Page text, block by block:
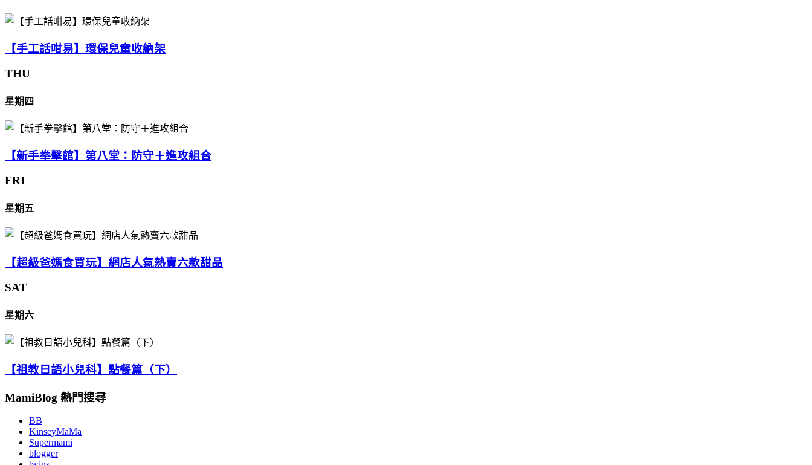
【手工話咁易】環保兒童收納架
THU
星期四
【新手拳擊館】第八堂：防守＋進攻組合
FRI
星期五
【超級爸媽食買玩】網店人氣熱賣六款甜品
SAT
星期六
【祖教日語小兒科】點餐篇（下）
MamiBlog 熱門搜尋
BB
KinseyMaMa
Supermami
blogger